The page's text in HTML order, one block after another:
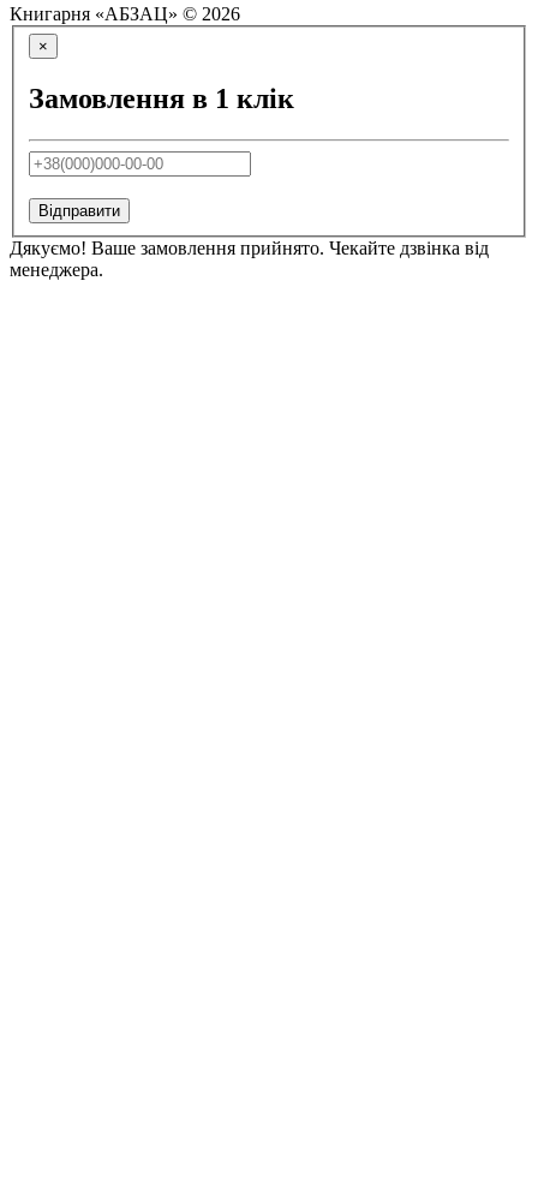
Книгарня «АБЗАЦ» © 2026
×
Замовлення в 1 клік
Відправити
Дякуємо! Ваше замовлення прийнято. Чекайте дзвінка від
менеджера.